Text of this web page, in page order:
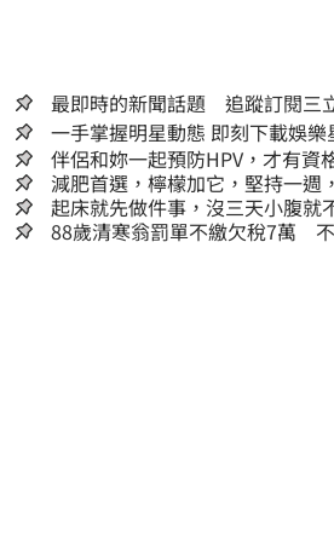
最即時的新聞話題 追蹤訂閱三
一手掌握明星動態 即刻
伴侶和妳一起預防HPV，才有資
減肥首選，檸檬加它，堅持一週
人生
起床就先做件事，沒三天小腹就
小！
88歲清寒翁罰單不繳欠稅7萬